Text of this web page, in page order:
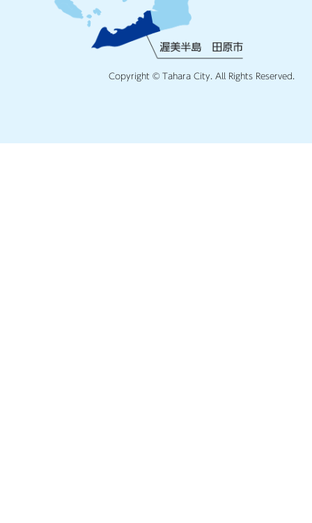
Copyright © Tahara City. All Rights Reserved.